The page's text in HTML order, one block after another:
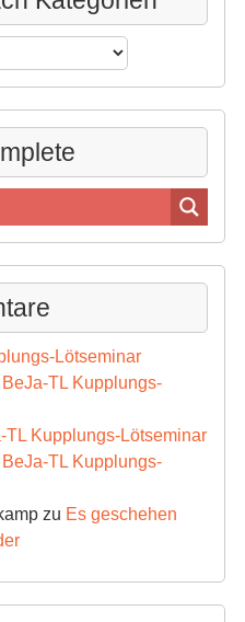
Lötseminar
BeJa-TL Kupplungs-
TL Kupplungs-Lötseminar
BeJa-TL Kupplungs-
zu Es geschehen